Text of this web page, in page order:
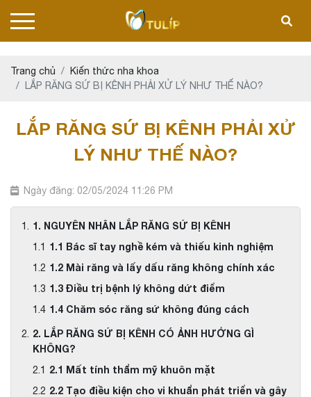
Trang chủ
Kiến thức nha khoa
LẮP RĂNG SỨ BỊ KÊNH PHẢI XỬ LÝ NHƯ THẾ NÀO?
LẮP RĂNG SỨ BỊ KÊNH PHẢI XỬ
LÝ NHƯ THẾ NÀO?
Ngày đăng: 02/05/2024 11:26 PM
1. NGUYÊN NHÂN LẮP RĂNG SỨ BỊ KÊNH
1.1 Bác sĩ tay nghề kém và thiếu kinh nghiệm
1.2 Mài răng và lấy dấu răng không chính xác
1.3 Điều trị bệnh lý không dứt điểm
1.4 Chăm sóc răng sứ không đúng cách
2. LẮP RĂNG SỨ BỊ KÊNH CÓ ẢNH HƯỞNG GÌ
KHÔNG?
2.1 Mất tính thẩm mỹ khuôn mặt
2.2 Tạo điều kiện cho vi khuẩn phát triển và gây